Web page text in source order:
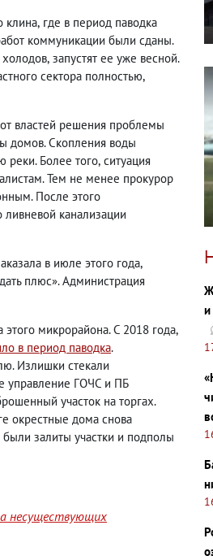
клина, где в период паводка
коммуникации были сданы.
холодов, запустят ее уже весной.
сектора полностью,
властей решения проблемы
домов. Скопления воды
реки. Более того, ситуация
Тем не менее прокурор
После этого
канализации
в июле этого года,
плюс». Администрация
микрорайона. С 2018 года,
в период паводка.
Излишки стекали
управление ГОЧС и ПБ
участок на торгах.
окрестные дома снова
залиты участки и подполы
несуществующих
и